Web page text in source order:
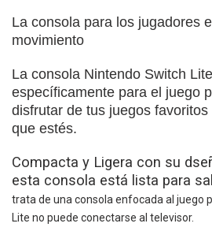
La consola para los jugadores
movimiento
La consola Nintendo Switch
específicamente para el juego
disfrutar de tus juegos
que estés.
Compacta y Ligera con su d
esta consola está lista para
trata de una consola enfocada al juego
Lite no puede conectarse al televisor.